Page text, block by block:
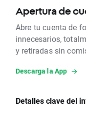
Apertura de
Abre tu cuenta de
innecesarios,
y retiradas sin
Descarga la App
Detalles clave del